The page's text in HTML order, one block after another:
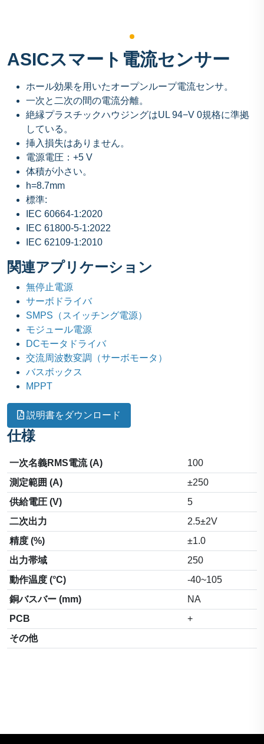
ASICスマート電流センサー
ホール効果を用いたオープンループ電流センサ。
一次と二次の間の電流分離。
絶縁プラスチックハウジングはUL 94−V 0規格に準拠
している。
挿入損失はありません。
電源電圧：+5 V
体積が小さい。
h=8.7mm
標準:
IEC 60664-1:2020
IEC 61800-5-1:2022
IEC 62109-1:2010
関連アプリケーション
無停止電源
サーボドライバ
SMPS（スイッチング電源）
モジュール電源
DCモータドライバ
交流周波数変調（サーボモータ）
バスボックス
MPPT
説明書をダウンロード
仕様
一次名義RMS電流 (A)
100
測定範囲 (A)
±250
供給電圧 (V)
5
二次出力
2.5±2V
精度 (%)
±1.0
出力帯域
250
動作温度 (°C)
-40~105
銅バスバー (mm)
NA
PCB
+
その他